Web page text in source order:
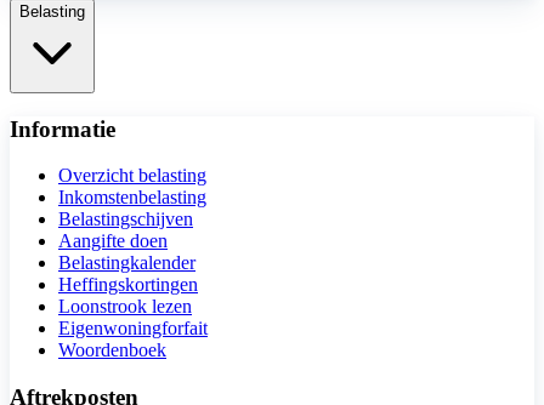
Belasting
Informatie
Overzicht belasting
Inkomstenbelasting
Belastingschijven
Aangifte doen
Belastingkalender
Heffingskortingen
Loonstrook lezen
Eigenwoningforfait
Woordenboek
Aftrekposten